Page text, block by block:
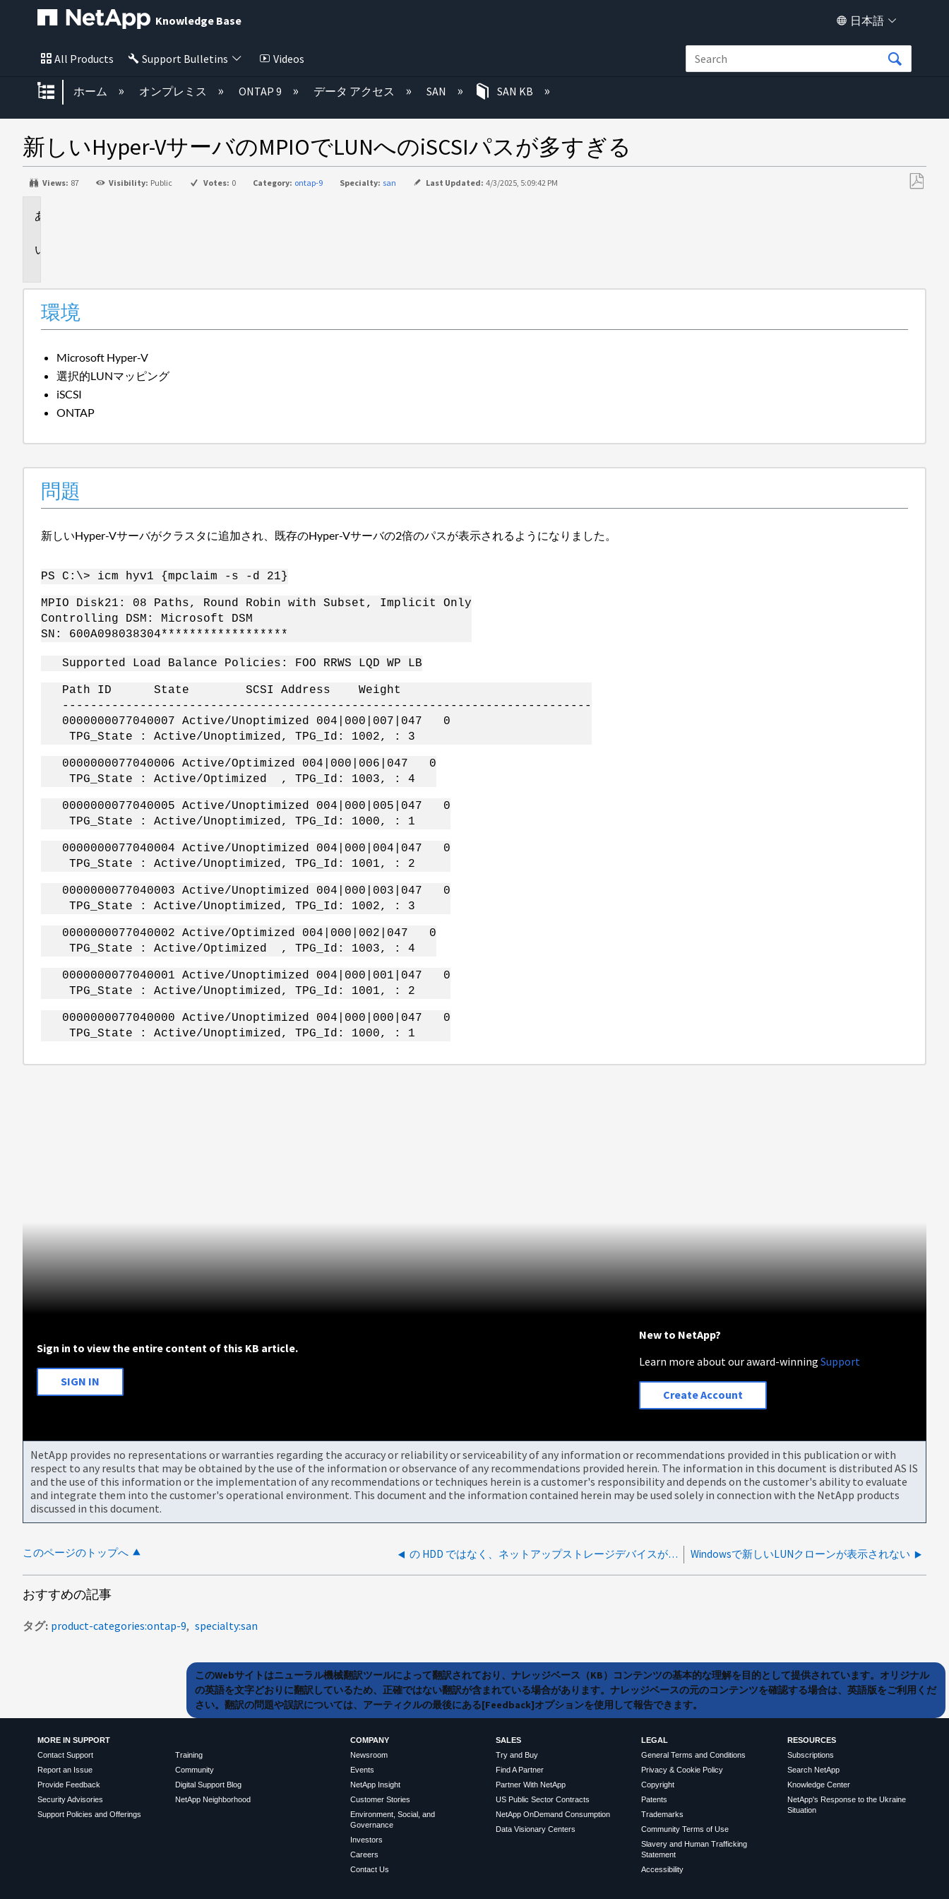
Knowledge Base 日本語
All Products Support Bulletins Videos
グローバル階層を展開/折りたたむ
ホーム オンプレミス ONTAP 9 データ アクセス SAN SAN KB
新しいHyper-VサーバのMPIOでLUNへのiSCSIパスが多すぎる
Views: 87 Visibility: Public Votes: 0 Category: ontap-9 Specialty: san Last Updated: 4/3/2025, 5:09:42 PM
環境
Microsoft Hyper-V
選択的LUNマッピング
iSCSI
ONTAP
問題
新しいHyper-Vサーバがクラスタに追加され、既存のHyper-Vサーバの2倍のパスが表示されるようになりました。
PS C:\> icm hyv1 {mpclaim -s -d 21}
MPIO Disk21: 08 Paths, Round Robin with Subset, Implicit Only
Controlling DSM: Microsoft DSM
SN: 600A098038304******************
Supported Load Balance Policies: FOO RRWS LQD WP LB
Path ID State SCSI Address Weight
---------------------------------------------------------------------------
0000000077040007 Active/Unoptimized 004|000|007|047 0
TPG_State : Active/Unoptimized, TPG_Id: 1002, : 3
0000000077040006 Active/Optimized 004|000|006|047 0
TPG_State : Active/Optimized , TPG_Id: 1003, : 4
0000000077040005 Active/Unoptimized 004|000|005|047 0
TPG_State : Active/Unoptimized, TPG_Id: 1000, : 1
0000000077040004 Active/Unoptimized 004|000|004|047 0
TPG_State : Active/Unoptimized, TPG_Id: 1001, : 2
0000000077040003 Active/Unoptimized 004|000|003|047 0
TPG_State : Active/Unoptimized, TPG_Id: 1002, : 3
0000000077040002 Active/Optimized 004|000|002|047 0
TPG_State : Active/Optimized , TPG_Id: 1003, : 4
0000000077040001 Active/Unoptimized 004|000|001|047 0
TPG_State : Active/Unoptimized, TPG_Id: 1001, : 2
0000000077040000 Active/Unoptimized 004|000|000|047 0
TPG_State : Active/Unoptimized, TPG_Id: 1000, : 1
Sign in to view the entire content of this KB article.
SIGN IN
New to NetApp?
Learn more about our award-winningSupport
Create Account
NetApp provides no representations or warranties regarding the accuracy or reliability or serviceability of any information or recommendations provided in this publication or with
respect to any results that may be obtained by the use of the information or observance of any recommendations provided herein. The information in this document is distributed AS IS
and the use of this information or the implementation of any recommendations or techniques herein is a customer's responsibility and depends on the customer's ability to evaluate
and integrate them into the customer's operational environment. This document and the information contained herein may be used solely in connection with the NetApp products
discussed in this document.
このページのトップへ の HDD ではなく、ネットアップストレージデバイスがフラッシュとしてマークされている VMware vSphere の場合 Windowsで新しいLUNクローンが表示されない
おすすめの記事
タグ product-categories:ontap-9 specialty:san
このWebサイトはニューラル機械翻訳ツールによって翻訳されており、ナレッジベース（KB）コンテンツの基本的な理解を目的として提供されています。オリジナル
の英語を文字どおりに翻訳しているため、正確ではない翻訳が含まれている場合があります。ナレッジベースの元のコンテンツを確認する場合は、英語版をご利用くだ
さい。翻訳の問題や誤訳については、アーティクルの最後にある[Feedback]オプションを使用して報告できます。
MORE IN SUPPORT
Contact Support
Report an Issue
Provide Feedback
Security Advisories
Support Policies and Offerings
Training
Community
Digital Support Blog
NetApp Neighborhood
COMPANY
Newsroom
Events
NetApp Insight
Customer Stories
Environment, Social, and
Governance
Investors
Careers
Contact Us
SALES
Try and Buy
Find A Partner
Partner With NetApp
US Public Sector Contracts
NetApp OnDemand Consumption
Data Visionary Centers
LEGAL
General Terms and Conditions
Privacy & Cookie Policy
Copyright
Patents
Trademarks
Community Terms of Use
Slavery and Human Trafficking
Statement
Accessibility
RESOURCES
Subscriptions
Search NetApp
Knowledge Center
NetApp's Response to the Ukraine
Situation